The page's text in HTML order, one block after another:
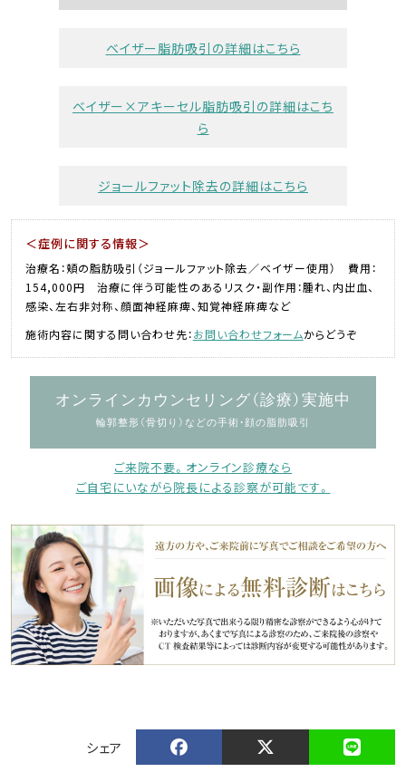
ベイザー脂肪吸引の詳細はこちら
ベイザー×アキーセル脂肪吸引の詳細はこち
ら
ジョールファット除去の詳細はこちら
＜症例に関する情報＞
治療名：頬の脂肪吸引（ジョールファット除去／ベイザー使用） 費用：
154,000円 治療に伴う可能性のあるリスク・副作用：腫れ、内出血、
感染、左右非対称、顔面神経麻痺、知覚神経麻痺など
施術内容に関する問い合わせ先：お問い合わせフォームからどうぞ
オンラインカウンセリング（診療）実施中
輪郭整形（骨切り）などの手術・顔の脂肪吸引
ご来院不要。オンライン診療なら
ご自宅にいながら院長による診察が可能です。
シェア